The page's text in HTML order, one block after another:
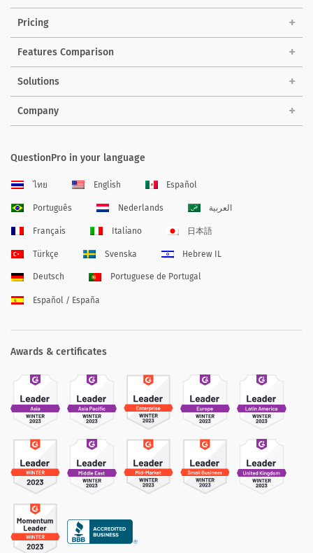
Pricing
Features Comparison
Solutions
Company
QuestionPro in your language
ไทย English Español
Português Nederlands العربية
Français Italiano 日本語
Türkçe Svenska Hebrew IL
Deutsch Portuguese de Portugal
Español / España
Awards & certificates